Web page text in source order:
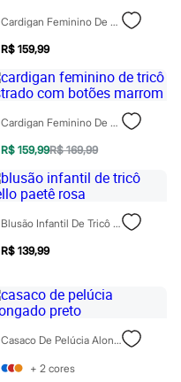
Cardigan Feminino De Tricô Com Estampa De Poá Marrom
R$ 159,99
Cardigan Feminino De Tricô Listrado Com Botões Marrom
R$ 159,99R$ 169,99
Blusão Infantil De Tricô Hello Paetê Rosa
R$ 139,99
Casaco De Pelúcia Alongado Preto
+ 2 cores